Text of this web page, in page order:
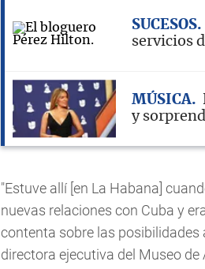
SUCESOS
servicios
MÚSICA
y
"Estuve allí [en La Habana]
nuevas relaciones con Cuba y
contenta sobre las posibilidades
directora ejecutiva del Museo de